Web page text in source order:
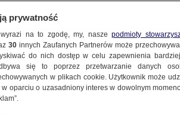
prywatność
wyrazi na to zgodę, my, naszepodmioty
30 innych Zaufanych Partnerów może
do nich dostęp w celu zapewnienia
się to poprzez przetwarzanie danych
w plikach cookie. Użytkownik może
oparciu o uzasadniony interes w dowolnym